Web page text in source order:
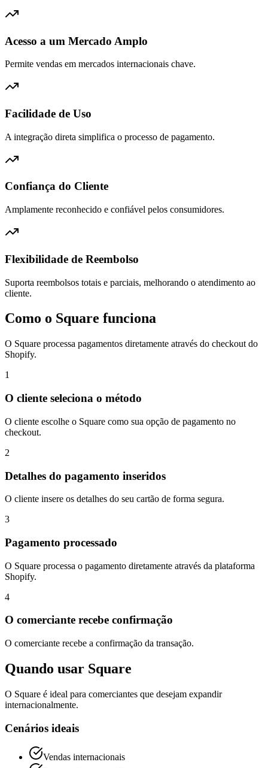
Acesso a um Mercado Amplo
Permite vendas em mercados internacionais chave.
Facilidade de Uso
A integração direta simplifica o processo de pagamento.
Confiança do Cliente
Amplamente reconhecido e confiável pelos consumidores.
Flexibilidade de Reembolso
Suporta reembolsos totais e parciais, melhorando o atendimento ao
cliente.
Como o Square funciona
O Square processa pagamentos diretamente através do checkout do
Shopify.
1
O cliente seleciona o método
O cliente escolhe o Square como sua opção de pagamento no
checkout.
2
Detalhes do pagamento inseridos
O cliente insere os detalhes do seu cartão de forma segura.
3
Pagamento processado
O Square processa o pagamento diretamente através da plataforma
Shopify.
4
O comerciante recebe confirmação
O comerciante recebe a confirmação da transação.
Quando usar Square
O Square é ideal para comerciantes que desejam expandir
internacionalmente.
Cenários ideais
Vendas internacionais